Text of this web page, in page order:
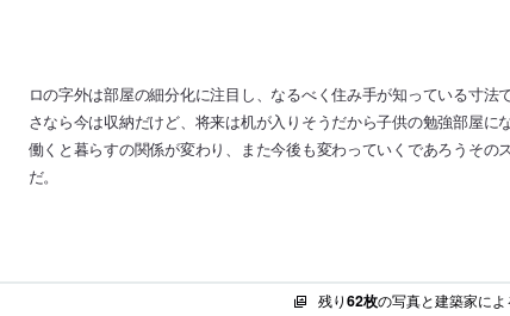
ロの字外は部屋の細分化に注目し、なるべく住み手が知っている寸
さなら今は収納だけど、将来は机が入りそうだから子供の勉強部屋
働くと暮らすの関係が変わり、また今後も変わっていくであろうそ
だ。
残り62枚の写真と建築家によ